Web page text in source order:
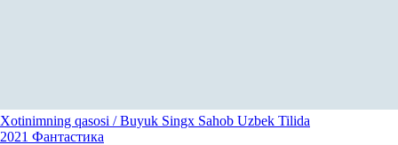
Xotinimning qasosi / Buyuk Singx Sahob Uzbek Tilida
2021 Фантастика